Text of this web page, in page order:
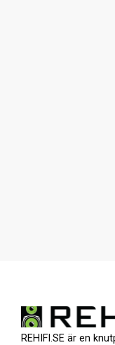
REHIFI.SE är en